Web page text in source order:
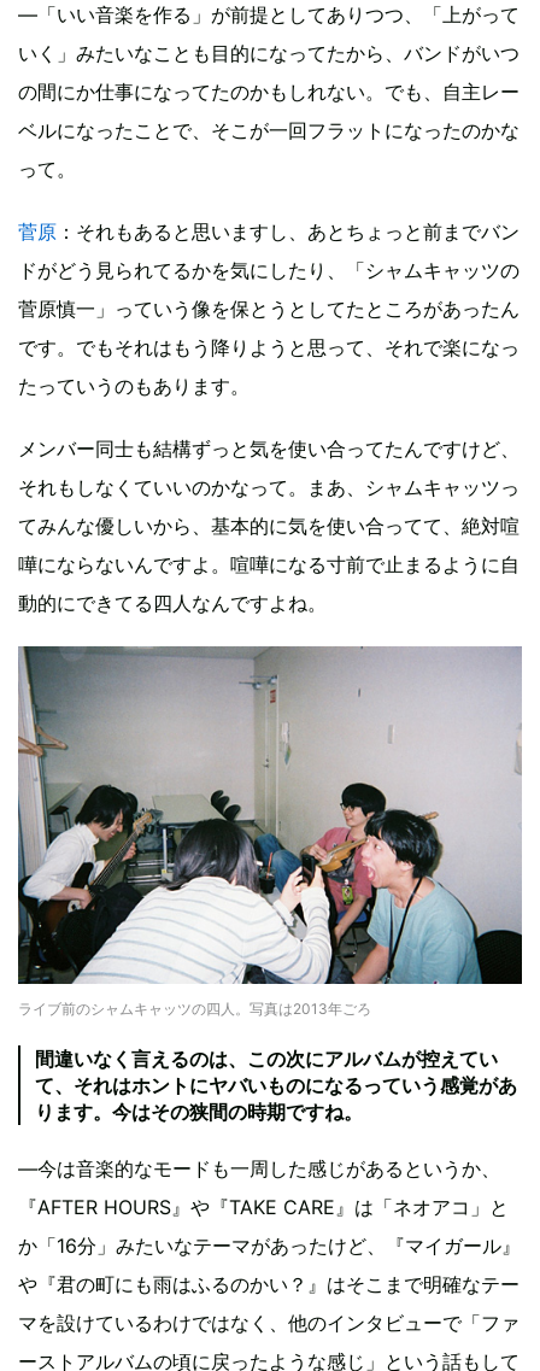
―「いい音楽を作る」が前提としてありつつ、「上がって
いく」みたいなことも目的になってたから、バンドがいつ
の間にか仕事になってたのかもしれない。でも、自主レー
ベルになったことで、そこが一回フラットになったのかな
って。
菅原 ：それもあると思いますし、あとちょっと前までバン
ドがどう見られてるかを気にしたり、「シャムキャッツの
菅原慎一」っていう像を保とうとしてたところがあったん
です。でもそれはもう降りようと思って、それで楽になっ
たっていうのもあります。
メンバー同士も結構ずっと気を使い合ってたんですけど、
それもしなくていいのかなって。まあ、シャムキャッツっ
てみんな優しいから、基本的に気を使い合ってて、絶対喧
嘩にならないんですよ。喧嘩になる寸前で止まるように自
動的にできてる四人なんですよね。
ライブ前のシャムキャッツの四人。写真は2013年ごろ
間違いなく言えるのは、この次にアルバムが控えてい
て、それはホントにヤバいものになるっていう感覚があ
ります。今はその狭間の時期ですね。
―今は音楽的なモードも一周した感じがあるというか、
『AFTER HOURS』や『TAKE CARE』は「ネオアコ」と
か「16分」みたいなテーマがあったけど、『マイガール』
や『君の町にも雨はふるのかい？』はそこまで明確なテー
マを設けているわけではなく、他のインタビューで「ファ
ーストアルバムの頃に戻ったような感じ」という話もして